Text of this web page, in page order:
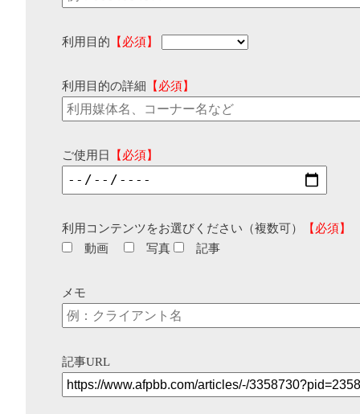
利用目的 【必須】
利用目的の詳細 【必須】
ご使用日 【必須】
利用コンテンツをお選びください（複数可）
【必須】
動画
写真 記事
メモ
記事URL